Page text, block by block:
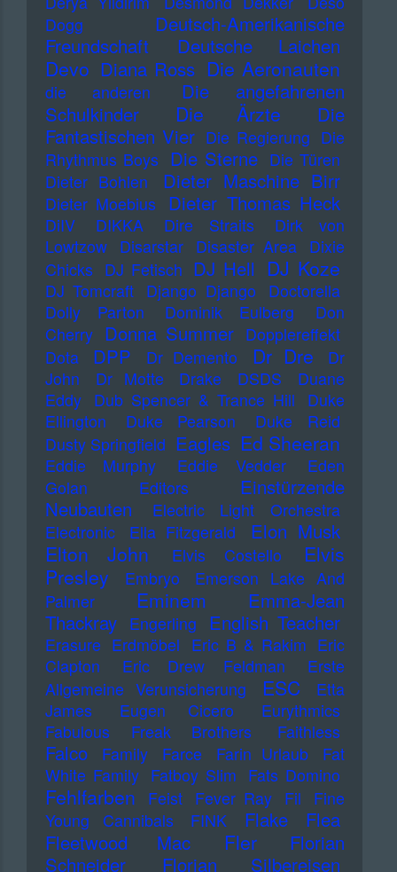
Dogg
Deutsch-Amerikanische
Freundschaft
Deutsche Laichen
Devo Diana Ross Die Aeronauten
die anderen
Die angefahrenen
Schulkinder
Die Ärzte
Die
Fantastischen Vier Die Regierung Die
Rhythmus Boys Die Sterne Die Türen
Dieter Bohlen
Dieter Maschine Birr
Dieter Moebius Dieter Thomas Heck
DiIV DIKKA Dire Straits
Dirk von
Lowtzow
Disarstar Disaster Area
Dixie
Chicks DJ Fetisch DJ Hell DJ Koze
DJ Tomcraft Django Django
Doctorella
Dolly Parton
Dominik Eulberg
Don
Cherry Donna Summer Dopplereffekt
Dota
DPP Dr Demento Dr Dre
Dr
John
Dr Motte Drake DSDS
Duane
Eddy
Dub Spencer & Trance Hill
Duke
Ellington
Duke Pearson
Duke Reid
Dusty Springfield Eagles Ed Sheeran
Eddie Murphy Eddie Vedder
Eden
Golan
Editors
Einstürzende
Neubauten
Electric Light Orchestra
Electronic
Ella Fitzgerald Elon Musk
Elton John Elvis Costello
Elvis
Presley
Embryo
Emerson Lake And
Palmer
Eminem
Emma-Jean
Thackray
Engerling English Teacher
Erasure Erdmöbel Eric B & Rakim Eric
Clapton
Eric Drew Feldman
Erste
Allgemeine Verunsicherung
ESC
Etta
James
Eugen Cicero
Eurythmics
Fabulous Freak Brothers
Faithless
Falco Family Farce Farin Urlaub
Fat
White Family Fatboy Slim Fats Domino
Fehlfarben Feist Fever Ray Fil
Fine
Young Cannibals
FINK Flake
Flea
Fleetwood Mac
Fler
Florian
Schneider
Florian Silbereisen